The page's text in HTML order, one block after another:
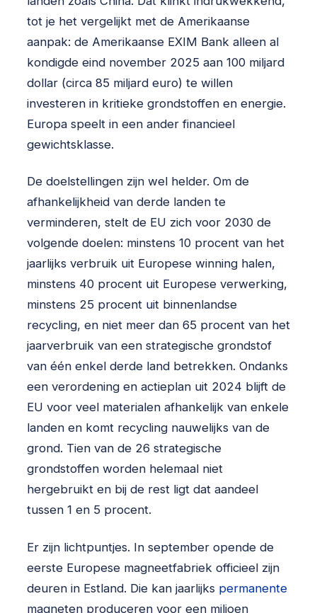
tot je het vergelijkt met de Amerikaanse
aanpak: de Amerikaanse EXIM Bank alleen al
kondigde eind november 2025 aan 100 miljard
dollar (circa 85 miljard euro) te willen
investeren in kritieke grondstoffen en energie.
Europa speelt in een ander financieel
gewichtsklasse.
De doelstellingen zijn wel helder. Om de
afhankelijkheid van derde landen te
verminderen, stelt de EU zich voor 2030 de
volgende doelen: minstens 10 procent van het
jaarlijks verbruik uit Europese winning halen,
minstens 40 procent uit Europese verwerking,
minstens 25 procent uit binnenlandse
recycling, en niet meer dan 65 procent van het
jaarverbruik van een strategische grondstof
van één enkel derde land betrekken. Ondanks
een verordening en actieplan uit 2024 blijft de
EU voor veel materialen afhankelijk van enkele
landen en komt recycling nauwelijks van de
grond. Tien van de 26 strategische
grondstoffen worden helemaal niet
hergebruikt en bij de rest ligt dat aandeel
tussen 1 en 5 procent.
Er zijn lichtpuntjes. In september opende de
eerste Europese magneetfabriek officieel zijn
deuren in Estland. Die kan jaarlijks permanente
magneten produceren voor een miljoen